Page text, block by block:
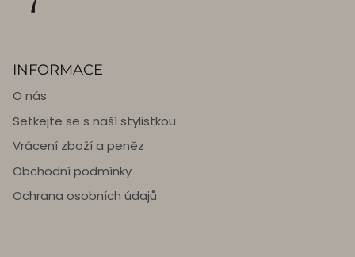
INFORMACE
O nás
Setkejte se s naší stylistkou
Vrácení zboží a peněz
Obchodní podmínky
Ochrana osobních údajů